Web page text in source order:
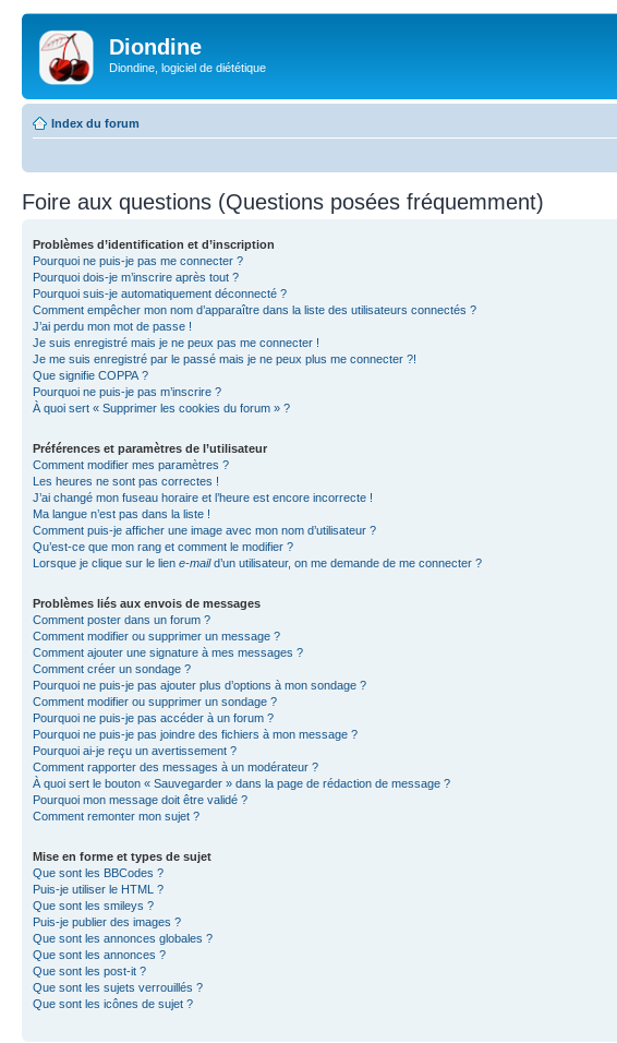
Diondine
Diondine, logiciel de diététique
Index du forum
Foire aux questions (Questions posées fréquemment)
Problèmes d’identification et d’inscription
Pourquoi ne puis-je pas me connecter ?
Pourquoi dois-je m’inscrire après tout ?
Pourquoi suis-je automatiquement déconnecté ?
Comment empêcher mon nom d’apparaître dans la liste des utilisateurs connectés ?
J’ai perdu mon mot de passe !
Je suis enregistré mais je ne peux pas me connecter !
Je me suis enregistré par le passé mais je ne peux plus me connecter ?!
Que signifie COPPA ?
Pourquoi ne puis-je pas m’inscrire ?
À quoi sert « Supprimer les cookies du forum » ?
Préférences et paramètres de l’utilisateur
Comment modifier mes paramètres ?
Les heures ne sont pas correctes !
J’ai changé mon fuseau horaire et l’heure est encore incorrecte !
Ma langue n’est pas dans la liste !
Comment puis-je afficher une image avec mon nom d’utilisateur ?
Qu’est-ce que mon rang et comment le modifier ?
Lorsque je clique sur le lien e-maild’un utilisateur, on me demande de me connecter ?
Problèmes liés aux envois de messages
Comment poster dans un forum ?
Comment modifier ou supprimer un message ?
Comment ajouter une signature à mes messages ?
Comment créer un sondage ?
Pourquoi ne puis-je pas ajouter plus d’options à mon sondage ?
Comment modifier ou supprimer un sondage ?
Pourquoi ne puis-je pas accéder à un forum ?
Pourquoi ne puis-je pas joindre des fichiers à mon message ?
Pourquoi ai-je reçu un avertissement ?
Comment rapporter des messages à un modérateur ?
À quoi sert le bouton « Sauvegarder » dans la page de rédaction de message ?
Pourquoi mon message doit être validé ?
Comment remonter mon sujet ?
Mise en forme et types de sujet
Que sont les BBCodes ?
Puis-je utiliser le HTML ?
Que sont les smileys ?
Puis-je publier des images ?
Que sont les annonces globales ?
Que sont les annonces ?
Que sont les post-it ?
Que sont les sujets verrouillés ?
Que sont les icônes de sujet ?